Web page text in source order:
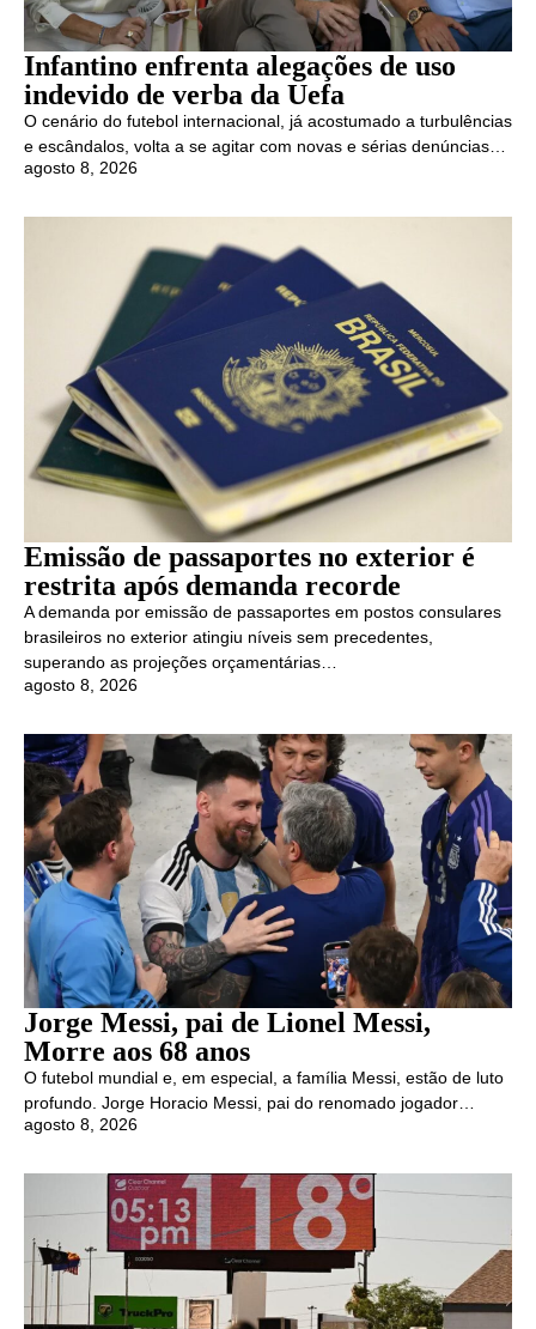
Infantino enfrenta alegações de uso
indevido de verba da Uefa
O cenário do futebol internacional, já acostumado a turbulências
e escândalos, volta a se agitar com novas e sérias denúncias…
agosto 8, 2026
Emissão de passaportes no exterior é
restrita após demanda recorde
A demanda por emissão de passaportes em postos consulares
brasileiros no exterior atingiu níveis sem precedentes,
superando as projeções orçamentárias…
agosto 8, 2026
Jorge Messi, pai de Lionel Messi,
Morre aos 68 anos
O futebol mundial e, em especial, a família Messi, estão de luto
profundo. Jorge Horacio Messi, pai do renomado jogador…
agosto 8, 2026